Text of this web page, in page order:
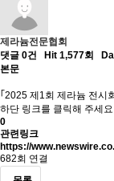
제라늄전문협회
댓글 0건
Hit 1,577회
본문
｢2025 제1회 제라늄 전시
하단 링크를 클릭해 주세
0
관련링크
https://
682회 연결